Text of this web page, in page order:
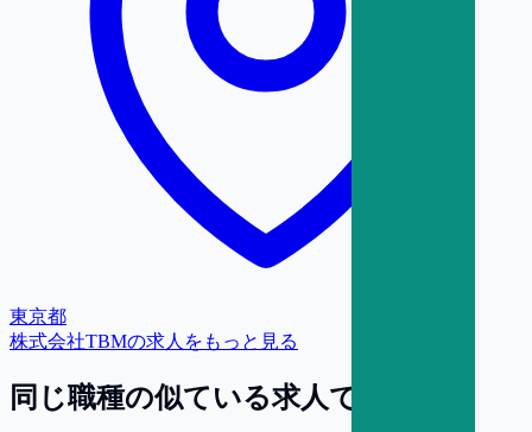
東京都
株式会社TBMの求人をもっと見る
同じ職種の似ている求人で探す